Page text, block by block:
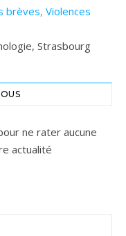
brèves, Violences
Strasbourg
ne rater aucune
actualité